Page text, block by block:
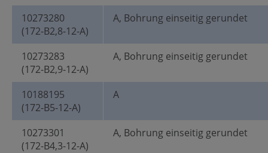
10273280
(172-B2,8-12-A)
A, Bohrung einseitig gerundet
10273283
(172-B2,9-12-A)
A, Bohrung einseitig gerundet
10188195
(172-B5-12-A)
A
10273301
(172-B4,3-12-A)
A, Bohrung einseitig gerundet